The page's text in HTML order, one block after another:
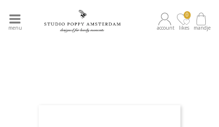
menu account likes
0
mandje